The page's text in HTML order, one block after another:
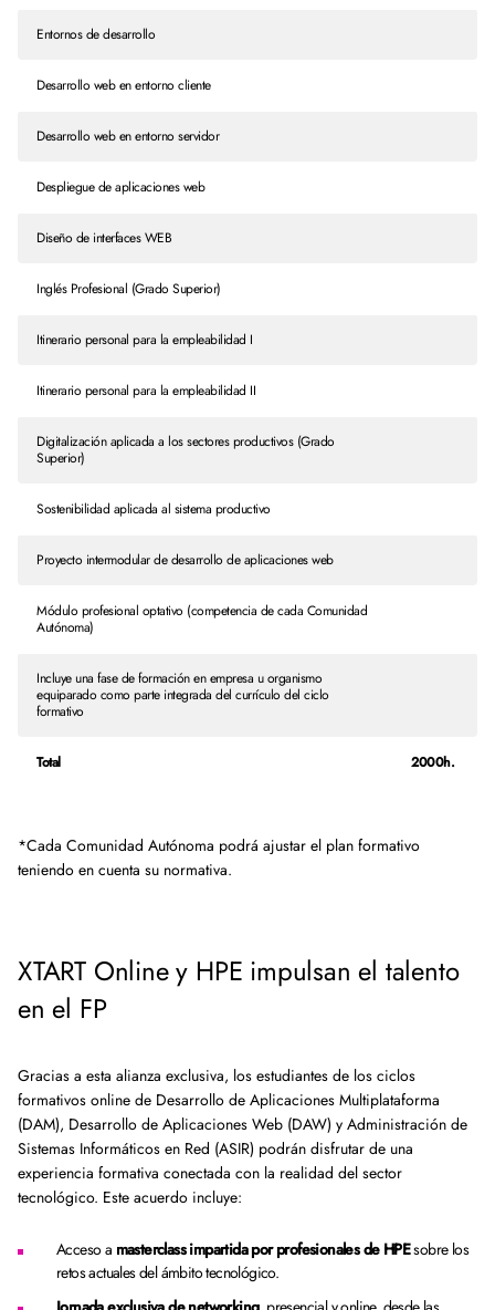
Entornos de desarrollo
Desarrollo web en entorno cliente
Desarrollo web en entorno servidor
Despliegue de aplicaciones web
Diseño de interfaces WEB
Inglés Profesional (Grado Superior)
Itinerario personal para la empleabilidad I
Itinerario personal para la empleabilidad II
Digitalización aplicada a los sectores productivos (Grado
Superior)
Sostenibilidad aplicada al sistema productivo
Proyecto intermodular de desarrollo de aplicaciones web
Módulo profesional optativo (competencia de cada Comunidad
Autónoma)
Incluye una fase de formación en empresa u organismo
equiparado como parte integrada del currículo del ciclo
formativo
Total 2000h.
*Cada Comunidad Autónoma podrá ajustar el plan formativo
teniendo en cuenta su normativa.
XTART Online y HPE impulsan el talento
en el FP
Gracias a esta alianza exclusiva, los estudiantes de los ciclos
formativos online de Desarrollo de Aplicaciones Multiplataforma
(DAM), Desarrollo de Aplicaciones Web (DAW) y Administración de
Sistemas Informáticos en Red (ASIR) podrán disfrutar de una
experiencia formativa conectada con la realidad del sector
tecnológico. Este acuerdo incluye:
Acceso a masterclass impartida por profesionales de HPEsobre los
retos actuales del ámbito tecnológico.